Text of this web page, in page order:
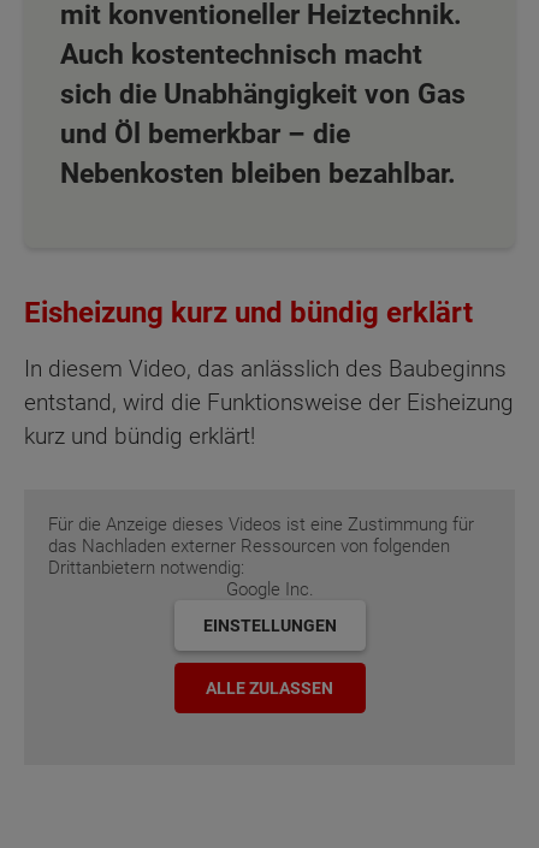
mit konventioneller Heiztechnik.
Auch kostentechnisch macht
sich die Unabhängigkeit von Gas
und Öl bemerkbar – die
Nebenkosten bleiben bezahlbar.
Eisheizung kurz und bündig erklärt
Für die Anzeige dieses Videos ist eine Zustimmung für
das Nachladen externer Ressourcen von folgenden
Drittanbietern notwendig:
Google Inc.
EINSTELLUNGEN
ALLE ZULASSEN
In diesem Video, das anlässlich des Baubeginns
entstand, wird die Funktionsweise der Eisheizung
kurz und bündig erklärt!